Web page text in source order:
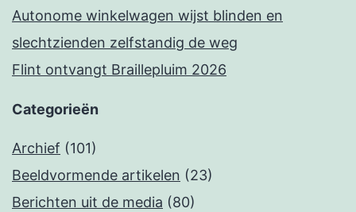
Autonome winkelwagen wijst blinden en
slechtzienden zelfstandig de weg
Flint ontvangt Braillepluim 2026
Categorieën
Archief (101)
Beeldvormende artikelen (23)
Berichten uit de media (80)